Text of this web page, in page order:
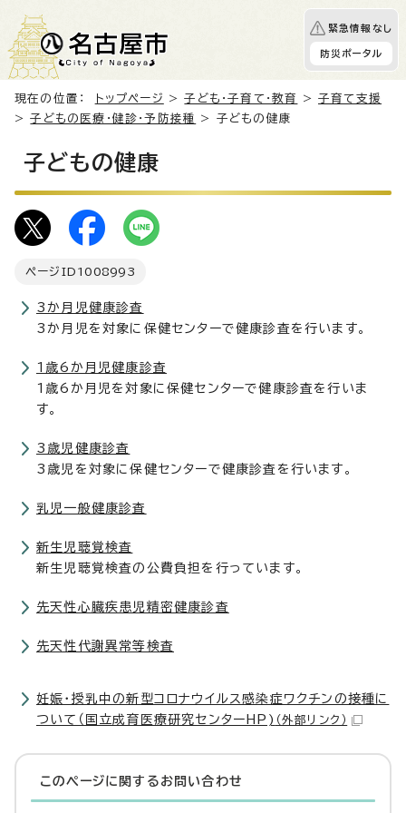
緊急情報なし
防災ポータル
現在の位置： トップページ >子ども・子育て・教育 >子育て支援
>子どもの医療・健診・予防接種 > 子どもの健康
子どもの健康
ページID 1008993
3か月児健康診査
3か月児を対象に保健センターで健康診査を行います。
1歳6か月児健康診査
1歳6か月児を対象に保健センターで健康診査を行いま
す。
3歳児健康診査
3歳児を対象に保健センターで健康診査を行います。
乳児一般健康診査
新生児聴覚検査
新生児聴覚検査の公費負担を行っています。
先天性心臓疾患児精密健康診査
先天性代謝異常等検査
妊娠・授乳中の新型コロナウイルス感染症ワクチンの接種に
ついて（国立成育医療研究センターHP) （外部リンク）
このページに関する お問い合わせ